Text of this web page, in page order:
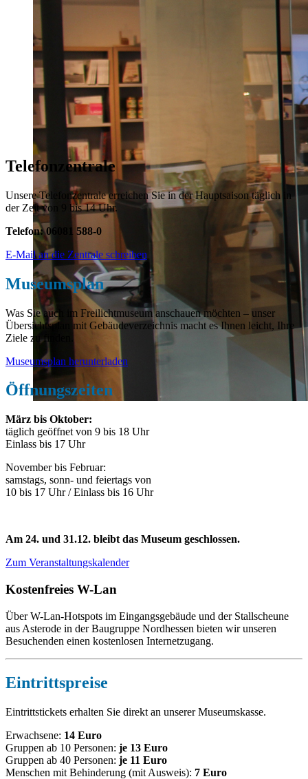
Telefonzentrale
Unsere Telefonzentrale erreichen Sie in der Hauptsaison täglich in
der Zeit von 9 bis 14 Uhr.
Telefon: 06081 588-0
E-Mail an die Zentrale schreiben
Museumsplan
Was Sie auch im Freilichtmuseum anschauen möchten – unser
Übersichtsplan mit Gebäudeverzeichnis macht es Ihnen leicht, Ihre
Ziele zu finden.
Museumsplan herunterladen
Öffnungszeiten
März bis Oktober:
täglich geöffnet von 9 bis 18 Uhr
Einlass bis 17 Uhr
November bis Februar:
samstags, sonn- und feiertags von
10 bis 17 Uhr / Einlass bis 16 Uhr
Am 24. und 31.12. bleibt das Museum geschlossen.
Zum Veranstaltungskalender
Kostenfreies W-Lan
Über W-Lan-Hotspots im Eingangsgebäude und der Stallscheune
aus Asterode in der Baugruppe Nordhessen bieten wir unseren
Besuchenden einen kostenlosen Internetzugang.
Eintrittspreise
Eintrittstickets erhalten Sie direkt an unserer Museumskasse.
Erwachsene: 14 Euro
Gruppen ab 10 Personen: je 13 Euro
Gruppen ab 40 Personen: je 11 Euro
Menschen mit Behinderung (mit Ausweis): 7 Euro